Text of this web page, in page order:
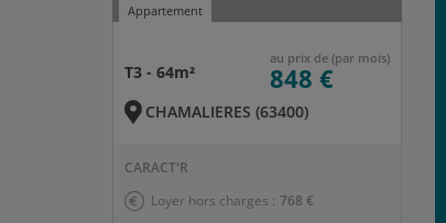
Appartement
T3 - 64m²
au prix de (par mois)
848 €
CHAMALIERES (63400)
CARACT'R
Loyer hors charges : 768 €